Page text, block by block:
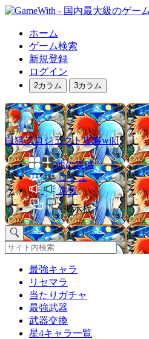
ホーム
ゲーム検索
新規登録
ログイン
2カラム 3カラム
白猫プロジェクト攻略wiki
他の攻略
コミュ
速報
掲示板
最強キャラ
リセマラ
当たりガチャ
最強武器
武器交換
星4キャラ一覧